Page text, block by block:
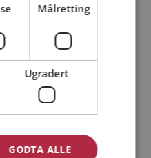
Målretting
Ugradert
GODTA ALLE